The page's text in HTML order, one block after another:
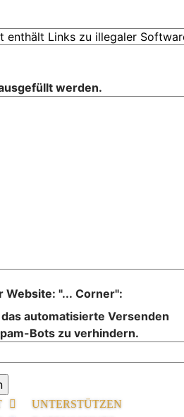
werden.
Website: "... Corner":
automatisierte Versenden
Bots zu verhindern.
UNTERSTÜTZEN